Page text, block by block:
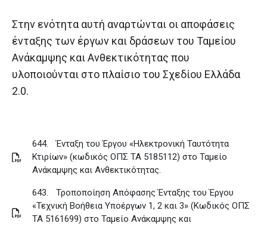
Στην ενότητα αυτή αναρτώνται οι αποφάσεις
ένταξης των έργων και δράσεων του Ταμείου
Ανάκαμψης και Ανθεκτικότητας που
υλοποιούνται στο πλαίσιο του Σχεδίου Ελλάδα
2.0.
644.
Ένταξη του Έργου «Ηλεκτρονική Ταυτότητα
Κτιρίων» (κωδικός ΟΠΣ ΤΑ 5185112) στο Ταμείο
Ανάκαμψης και Ανθεκτικότητας.
643.
Τροποποίηση Απόφασης Ένταξης του Έργου
«Τεχνική Βοήθεια Υποέργων 1, 2 και 3» (Κωδικός ΟΠΣ
ΤΑ 5161699) στο Ταμείο Ανάκαμψης και